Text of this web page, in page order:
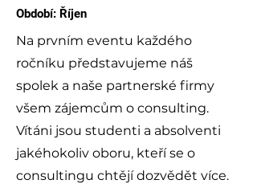
Období: Říjen
Na prvním eventu každého
ročníku představujeme náš
spolek a naše partnerské firmy
všem zájemcům o consulting.
Vítáni jsou studenti a absolventi
jakéhokoliv oboru, kteří se o
consultingu chtějí dozvědět více.